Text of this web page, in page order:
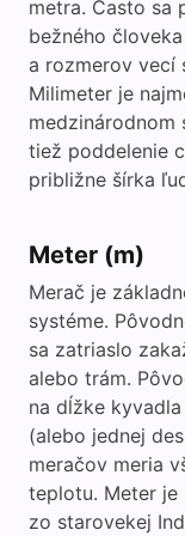
metra. Často sa
bežného
a rozmerov vecí
Milimeter je
medzinárodnom
tiež poddelenie
približne šírka
Meter (m)
Merač je
systéme.
sa zatriaslo
alebo trám.
na dĺžke
(alebo jednej
meračov meria
teplotu. Meter je
zo starovekej